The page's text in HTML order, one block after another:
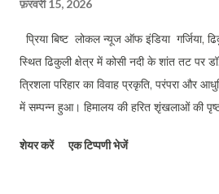
फ़रवरी 15, 2026
प्रिया बिष्ट लोकल न्यूज ऑफ इंडिया गर्जिया,
स्थित ढिकुली क्षेत्र में कोसी नदी के शांत तट पर
त्रिशला परिहार का विवाह प्रकृति, परंपरा
में सम्पन्न हुआ। हिमालय की हरित शृंखलाओं की
के कारण विशेष रहा। डॉ. त्रिशला परिहार स्वर्गीय
शेयर करें एक टिप्पणी भेजें